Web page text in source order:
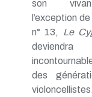
son
l’exception
n° 13, Le
des